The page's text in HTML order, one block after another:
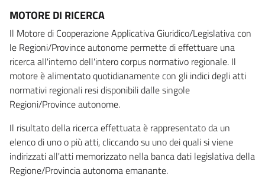
MOTORE DI RICERCA
Il Motore di Cooperazione Applicativa Giuridico/Legislativa con
le Regioni/Province autonome permette di effettuare una
ricerca all'interno dell'intero corpus normativo regionale. Il
motore è alimentato quotidianamente con gli indici degli atti
normativi regionali resi disponibili dalle singole
Regioni/Province autonome.
Il risultato della ricerca effettuata è rappresentato da un
elenco di uno o più atti, cliccando su uno dei quali si viene
indirizzati all'atti memorizzato nella banca dati legislativa della
Regione/Provincia autonoma emanante.